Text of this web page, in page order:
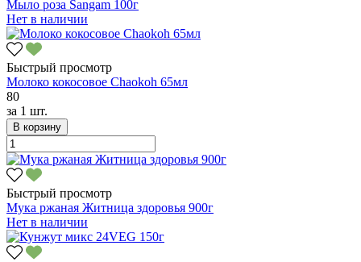
Мыло роза Sangam 100г
Нет в наличии
Быстрый просмотр
Молоко кокосовое Chaokoh 65мл
80
за 1 шт.
В корзину
Быстрый просмотр
Мука ржаная Житница здоровья 900г
Нет в наличии